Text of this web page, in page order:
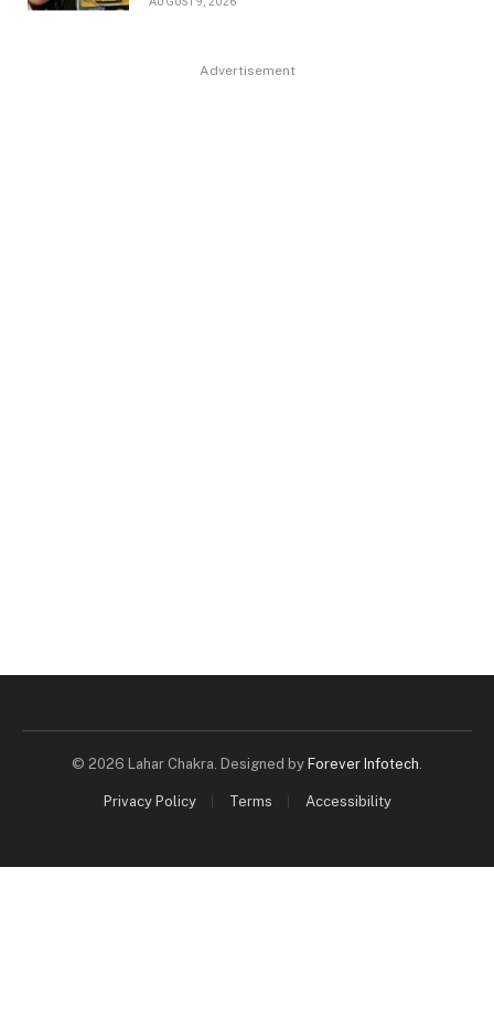
Advertisement
© 2026 Lahar Chakra. Designed by Forever Infotech.
Privacy Policy Terms Accessibility